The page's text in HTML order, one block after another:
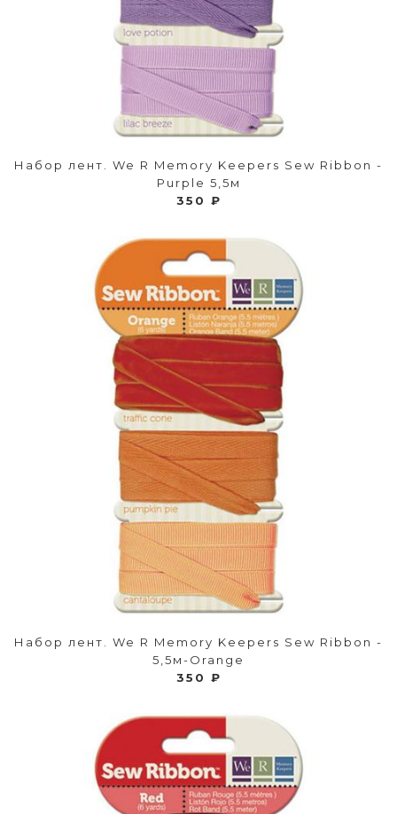
Набор лент. We R Memory Keepers Sew Ribbon -
Purple 5,5м
350 ₽
Набор лент. We R Memory Keepers Sew Ribbon -
5,5м-Orange
350 ₽